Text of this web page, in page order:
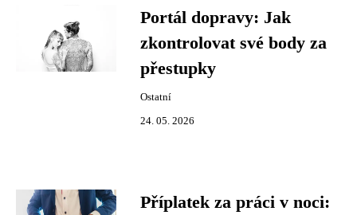
Portál dopravy: Jak
zkontrolovat své body za
přestupky
Ostatní
24. 05. 2026
Příplatek za práci v noci: